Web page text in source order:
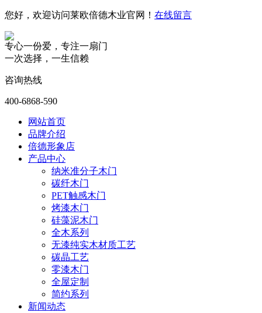
您好，欢迎访问莱欧倍德木业官网！ 在线留言
专心一份爱，专注一扇门
一次选择，一生信赖
咨询热线
400-6868-590
网站首页
品牌介绍
倍德形象店
产品中心
纳米准分子木门
碳纤木门
PET触感木门
烤漆木门
硅藻泥木门
全木系列
无漆纯实木材质工艺
碳晶工艺
零漆木门
全屋定制
简约系列
新闻动态